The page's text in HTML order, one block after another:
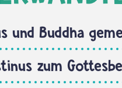
und Buddha
zum